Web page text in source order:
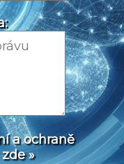
a ochraně
»